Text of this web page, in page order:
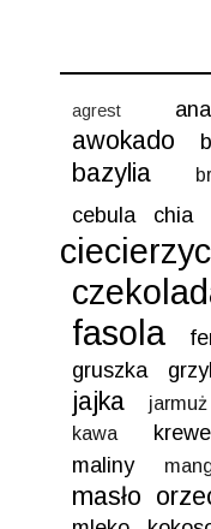
agrest
awokado
bazylia
cebula chia
fasola
gruszka
jajka jarmuż
kawa
maliny
masło